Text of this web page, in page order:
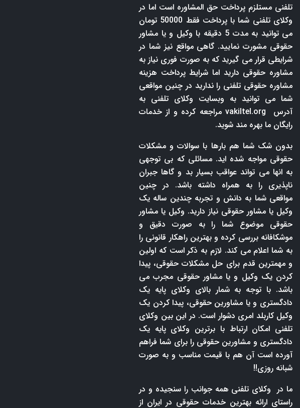
تلفنی مستلزم پرداخت حق المشاوره است اما در
وکلای تلفنی شما با پرداخت فقط 50000 تومان
می توانید به مدت 5 دقیقه با وکیل و یا مشاور
حقوقی مشورت نمایید. گاهی مواقع نیز شما در
شرایطی قرار می گیرید که به صورت فوری نیاز به
مشاوره حقوقی دارید اما شرایط پرداخت هزینه
مشاوره حقوقی تلفنی را ندارید در چنین مواقعی
شما می توانید به وبسایت وکلای تلفنی به
آدرس
vakiltel.orgمراجعه کرده و از خدمات
رایگان ما بهره مند شوید.
بدون شک شما هم بارها با سوالات و مشکلات
حقوقی مواجه شده اید. مسائلی که بی توجهی
به انها می تواند عواقب بسیار بد و گاها جبران
ناپذیری را به همراه داشته باشد. در چنین
مواقعی شما به دانش و تجربه چندین ساله یک
وکیل یا مشاور حقوقی نیاز دارید. وکیل یا مشاور
حقوقی موضوع شما را به صورت دقیق و
موشکافانه بررسی کرده و بهترین راهکار قانونی را
به شما اعلام می کند. لازم به ذکر است که اولین
و مهمترین قدم برای حل مشکلات حقوقی، پیدا
کردن یک وکیل و یا مشاور حقوقی مجرب می
باشد. با توجه به شمار بالای وکلای پایه یک
دادگستری و یا مشاورین حقوقی، پیدا کردن یک
وکیل کاربلد امری دشوار است. در این بین وکلای
تلفنی امکان ارتباط با برترین وکلای پایه یک
دادگستری و مشاورین حقوقی را برای شما فراهم
آورده است آن هم با قیمت مناسب و به صورت
شبانه روزی!!
ما در وکلای تلفنی همه جوانب را سنجیده و در
راستای ارائه بهترین خدمات حقوقی در ایران از